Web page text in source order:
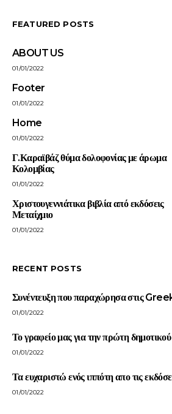
FEATURED POSTS
ABOUT US
01/01/2022
Footer
01/01/2022
Home
01/01/2022
Γ.Καραϊβάζ θύμα δολοφονίας με άρωμα
Κολομβίας
01/01/2022
Χριστουγεννιάτικα βιβλία από εκδόσεις
Μεταίχμιο
01/01/2022
RECENT POSTS
Συνέντευξη που παραχώρησα στις
01/01/2022
Το γραφείο μας για την πρώτη δημοτικού
01/01/2022
Τα ευχαριστώ ενός ιππότη απο τις
01/01/2022